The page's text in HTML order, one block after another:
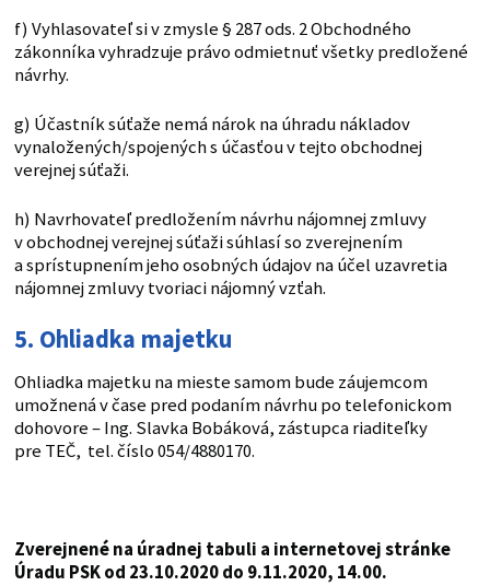
f) Vyhlasovateľ si v zmysle § 287 ods. 2 Obchodného
zákonníka vyhradzuje právo odmietnuť všetky predložené
návrhy.
g) Účastník súťaže nemá nárok na úhradu nákladov
vynaložených/spojených s účasťou v tejto obchodnej
verejnej súťaži.
h) Navrhovateľ predložením návrhu nájomnej zmluvy
v obchodnej verejnej súťaži súhlasí so zverejnením
a sprístupnením jeho osobných údajov na účel uzavretia
nájomnej zmluvy tvoriaci nájomný vzťah.
5. Ohliadka majetku
Ohliadka majetku na mieste samom bude záujemcom
umožnená v čase pred podaním návrhu po telefonickom
dohovore – Ing. Slavka Bobáková, zástupca riaditeľky
pre TEČ, tel. číslo 054/4880170.
Zverejnené na úradnej tabuli a internetovej stránke
Úradu PSK od 23.10.2020 do 9.11.2020, 14.00.